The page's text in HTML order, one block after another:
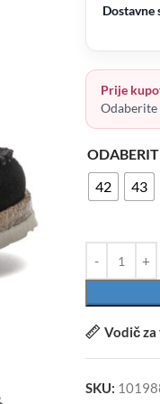
Dostavne
Prije
Odaberite
42
43
Vodič
SKU: